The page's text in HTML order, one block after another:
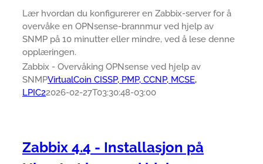
Lær hvordan du konfigurerer en Zabbix-server for å
overvåke en OPNsense-brannmur ved hjelp av
SNMP på 10 minutter eller mindre, ved å lese denne
opplæringen.
Zabbix - Overvåking OPNsense ved hjelp av
SNMPVirtualCoin CISSP, PMP, CCNP, MCSE,
LPIC22026-02-27T03:30:48-03:00
Zabbix 4.4 - Installasjon på